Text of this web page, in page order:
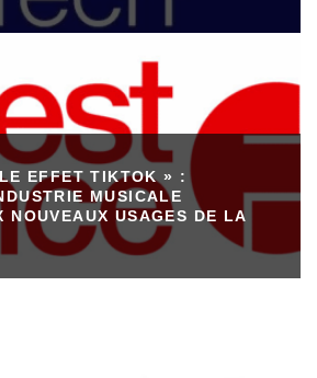
EFFET TIKTOK » :
MUSICALE
NOUVEAUX USAGES DE LA